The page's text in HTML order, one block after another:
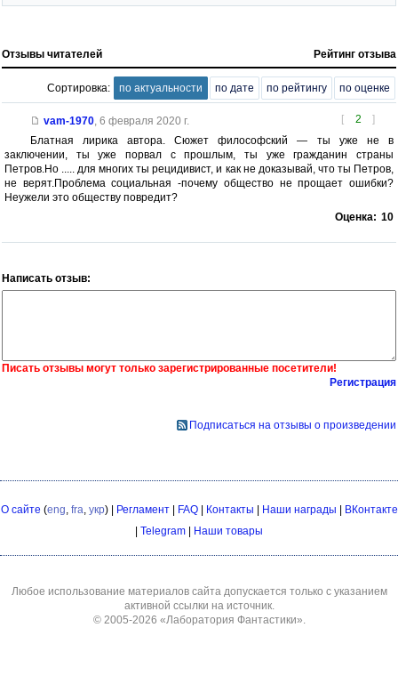
Отзывы читателей Рейтинг отзыва
Сортировка: по актуальности по дате по рейтингу по оценке
[ 2 ]
vam-1970, 6 февраля 2020 г.
Блатная лирика автора. Сюжет философский — ты уже не в
заключении, ты уже порвал с прошлым, ты уже гражданин страны
Петров.Но ..... для многих ты рецидивист, и как не доказывай, что ты Петров,
не верят.Проблема социальная -почему общество не прощает ошибки?
Неужели это обществу повредит?
Оценка: 10
Написать отзыв:
Писать отзывы могут только зарегистрированные посетители!
Регистрация
Подписаться на отзывы о произведении
О сайте (eng fra укр) | Регламент| FAQ| Контакты | Наши награды | ВКонтакте
| Telegram | Наши товары
Любое использование материалов сайта допускается только с указанием
активной ссылки на источник.
© 2005-2026 «Лаборатория Фантастики»